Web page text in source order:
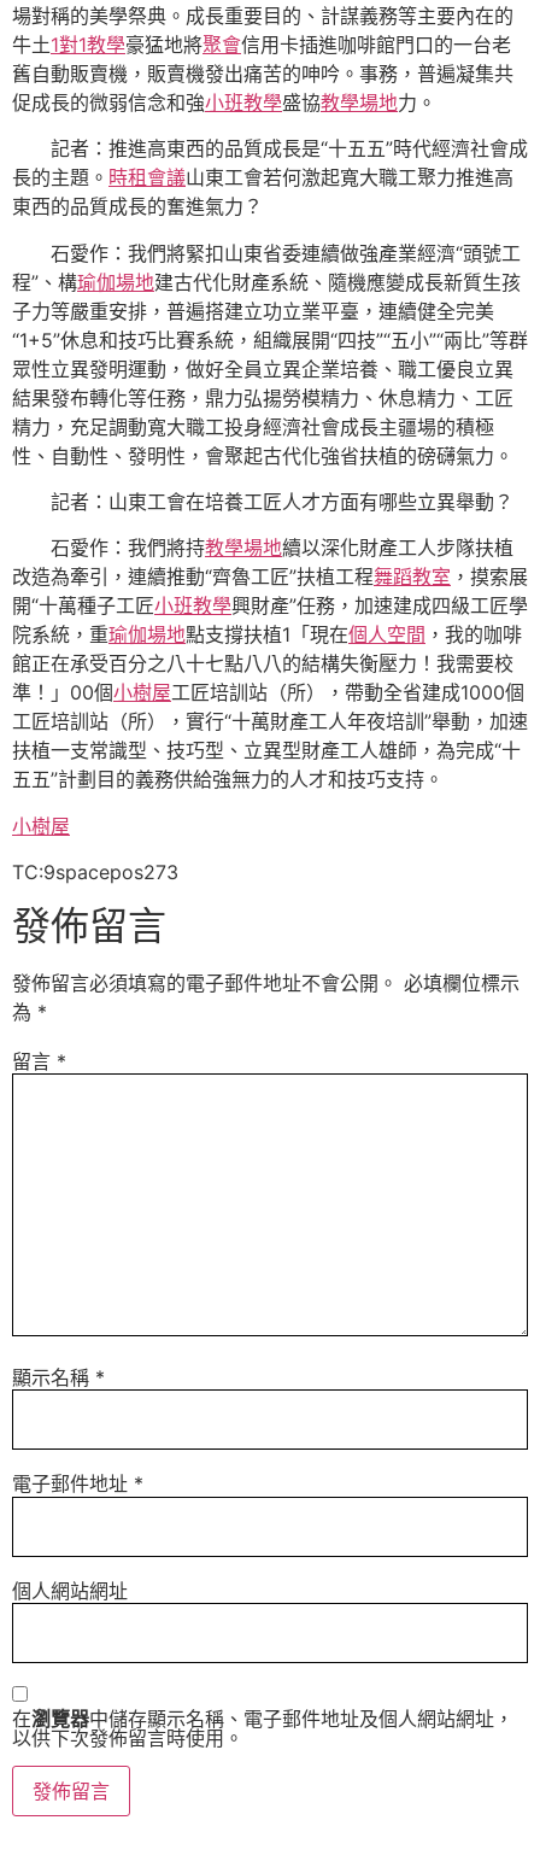
場對稱的美學祭典。成長重要目的、計謀義務等主要內在的
牛土1對1教學豪猛地將聚會信用卡插進咖啡館門口的一台老
舊自動販賣機，販賣機發出痛苦的呻吟。事務，普遍凝集共
促成長的微弱信念和強小班教學盛協教學場地力。
記者：推進高東西的品質成長是“十五五”時代經濟社會成
長的主題。 時租會議山東工會若何激起寬大職工聚力推進高
東西的品質成長的奮進氣力？
石愛作：我們將緊扣山東省委連續做強產業經濟“頭號工
程”、構瑜伽場地建古代化財產系統、隨機應變成長新質生孩
子力等嚴重安排，普遍搭建立功立業平臺，連續健全完美
“1+5”休息和技巧比賽系統，組織展開“四技”“五小”“兩比”等群
眾性立異發明運動，做好全員立異企業培養、職工優良立異
結果發布轉化等任務，鼎力弘揚勞模精力、休息精力、工匠
精力，充足調動寬大職工投身經濟社會成長主疆場的積極
性、自動性、發明性，會聚起古代化強省扶植的磅礴氣力。
記者：山東工會在培養工匠人才方面有哪些立異舉動？
石愛作：我們將持教學場地續以深化財產工人步隊扶植
改造為牽引，連續推動“齊魯工匠”扶植工程舞蹈教室 ，摸索展
開“十萬種子工匠小班教學興財產”任務，加速建成四級工匠學
院系統，重瑜伽場地點支撐扶植1「現在個人空間 ，我的咖啡
館正在承受百分之八十七點八八的結構失衡壓力！我需要校
準！」00個小樹屋工匠培訓站（所），帶動全省建成1000個
工匠培訓站（所），實行“十萬財產工人年夜培訓”舉動，加速
扶植一支常識型、技巧型、立異型財產工人雄師，為完成“十
五五”計劃目的義務供給強無力的人才和技巧支持。
小樹屋
TC:9spacepos273
發佈留言
發佈留言必須填寫的電子郵件地址不會公開。 必填欄位標示
為 *
留言 *
顯示名稱 *
電子郵件地址 *
個人網站網址
在瀏覽器中儲存顯示名稱、電子郵件地址及個人網站網址，
以供下次發佈留言時使用。